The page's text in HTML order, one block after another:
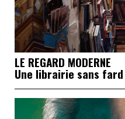
LE REGARD MODERNE
Une librairie sans fard